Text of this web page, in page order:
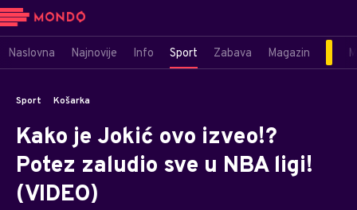
Naslovna Najnovije Info Sport Zabava Magazin
Sport Košarka
Kako je Jokić ovo izveo!?
Potez zaludio sve u NBA ligi!
(VIDEO)